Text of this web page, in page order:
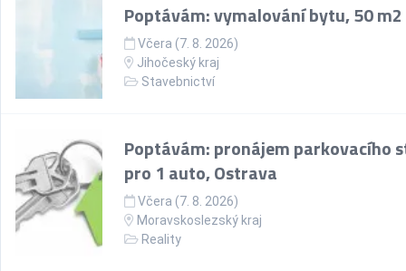
Poptávám: vymalování bytu, 50 m2
Včera (7. 8. 2026)
Jihočeský kraj
Stavebnictví
Poptávám: pronájem parkovacího
pro 1 auto, Ostrava
Včera (7. 8. 2026)
Moravskoslezský kraj
Reality